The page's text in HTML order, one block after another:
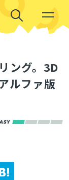
ング。3D
ルファ版